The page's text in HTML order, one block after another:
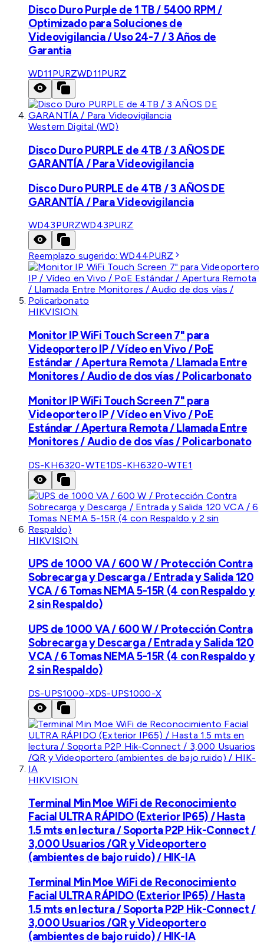
Disco Duro Purple de 1 TB / 5400 RPM /
Optimizado para Soluciones de
Videovigilancia / Uso 24-7 / 3 Años de
Garantia
WD11PURZWD11PURZ
Western Digital (WD)
Disco Duro PURPLE de 4TB / 3 AÑOS DE
GARANTÍA / Para Videovigilancia
Disco Duro PURPLE de 4TB / 3 AÑOS DE
GARANTÍA / Para Videovigilancia
WD43PURZWD43PURZ
Reemplazo sugerido:WD44PURZ
HIKVISION
Monitor IP WiFi Touch Screen 7" para
Videoportero IP / Vídeo en Vivo / PoE
Estándar / Apertura Remota / Llamada Entre
Monitores / Audio de dos vías / Policarbonato
Monitor IP WiFi Touch Screen 7" para
Videoportero IP / Vídeo en Vivo / PoE
Estándar / Apertura Remota / Llamada Entre
Monitores / Audio de dos vías / Policarbonato
DS-KH6320-WTE1DS-KH6320-WTE1
HIKVISION
UPS de 1000 VA / 600 W / Protección Contra
Sobrecarga y Descarga / Entrada y Salida 120
VCA / 6 Tomas NEMA 5-15R (4 con Respaldo y
2 sin Respaldo)
UPS de 1000 VA / 600 W / Protección Contra
Sobrecarga y Descarga / Entrada y Salida 120
VCA / 6 Tomas NEMA 5-15R (4 con Respaldo y
2 sin Respaldo)
DS-UPS1000-XDS-UPS1000-X
HIKVISION
Terminal Min Moe WiFi de Reconocimiento
Facial ULTRA RÁPIDO (Exterior IP65) / Hasta
1.5 mts en lectura / Soporta P2P Hik-Connect /
3,000 Usuarios /QR y Videoportero
(ambientes de bajo ruido) / HIK-IA
Terminal Min Moe WiFi de Reconocimiento
Facial ULTRA RÁPIDO (Exterior IP65) / Hasta
1.5 mts en lectura / Soporta P2P Hik-Connect /
3,000 Usuarios /QR y Videoportero
(ambientes de bajo ruido) / HIK-IA